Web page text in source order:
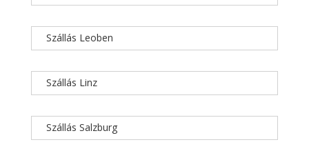
Szállás Leoben
Szállás Linz
Szállás Salzburg